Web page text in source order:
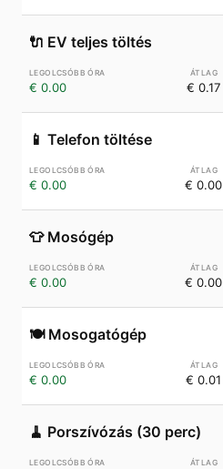
🔌 EV teljes töltés
€ 0.00 € 0.17
📱 Telefon töltése
€ 0.00 € 0.00
👕 Mosógép
€ 0.00 € 0.00
🍽️ Mosogatógép
€ 0.00 € 0.01
🧹 Porszívózás (30 perc)